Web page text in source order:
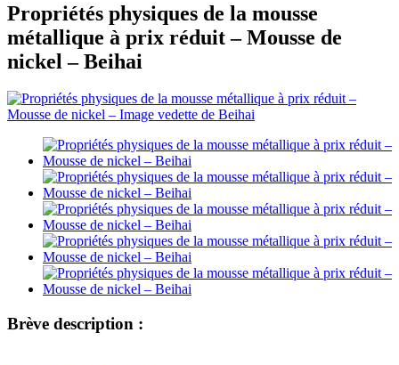
Propriétés physiques de la mousse
métallique à prix réduit – Mousse de
nickel – Beihai
Brève description :